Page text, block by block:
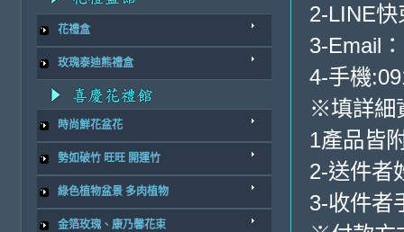
花禮盒
玫瑰泰迪熊禮盒
時尚鮮花盆花
勢如破竹 旺旺 開運竹
綠色植物盆景 多肉植物
金箔玫瑰、康乃馨花束
2-LINE
3-Email
4-手機
※填詳細
1產品皆
2-送件者
3-收件者